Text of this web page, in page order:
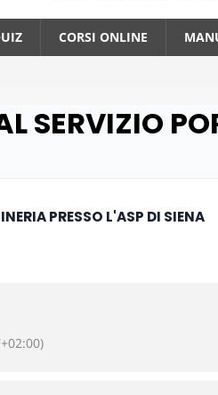
CORSI ONLINE
SERVIZIO
PRESSO L'ASP DI SIENA